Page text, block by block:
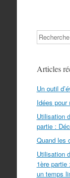
Search
Articles
Un outil
Idées pour
Utilisation
partie :
Quand les
Utilisation
1ère partie
un temps